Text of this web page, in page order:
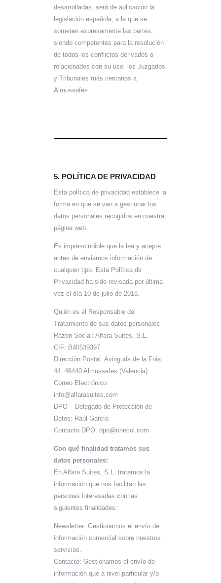
desarrolladas, será de aplicación la
legislación española, a la que se
someten expresamente las partes,
siendo competentes para la resolución
de todos los conflictos derivados o
relacionados con su uso los Juzgados
y Tribunales más cercanos a
Almussafes.
5. POLÍTICA DE PRIVACIDAD
Esta política de privacidad establece la
forma en que se van a gestionar los
datos personales recogidos en nuestra
página web.
Es imprescindible que la lea y acepte
antes de enviarnos información de
cualquier tipo. Esta Política de
Privacidad ha sido revisada por última
vez el día 10 de julio de 2018.
Quién es el Responsable del
Tratamiento de sus datos personales
Razón Social: Alfara Suites, S.L.
CIF: B40539397
Dirección Postal: Avinguda de la Foia,
44. 46440 Almussafes (Valencia)
Correo Electrónico:
info@alfarasuites.com
DPO – Delegado de Protección de
Datos: Raúl García
Contacto DPO: dpo@unecol.com
Con qué finalidad tratamos sus
datos personales:
En Alfara Suites, S.L. tratamos la
información que nos facilitan las
personas interesadas con las
siguientes finalidades:
Newsletter: Gestionamos el envío de
información comercial sobre nuestros
servicios.
Contacto: Gestionamos el envío de
información que a nivel particular y/o